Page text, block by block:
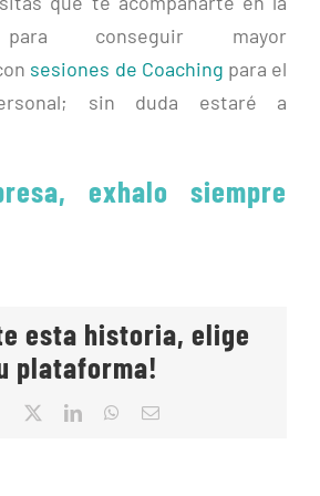
conseguir mayor
sesiones de Coaching para el
sin duda estaré a
exhalo siempre
esta historia, elige
plataforma!
Facebook LinkedInWhatsApp
Correo